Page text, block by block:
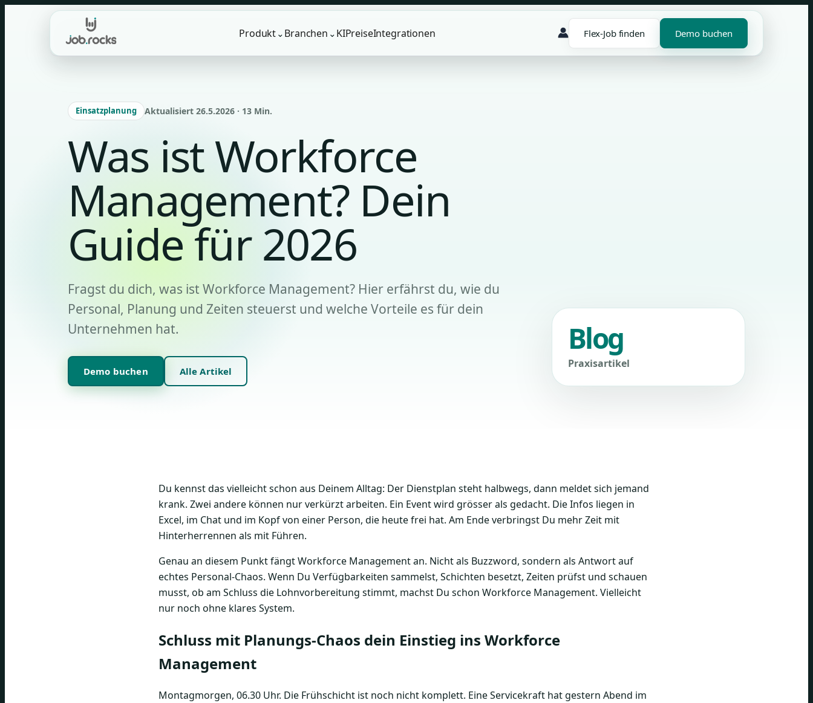
Produkt ⌄ Branchen ⌄ KIPreiseIntegrationen Flex-Job finden Demo buchen
Einsatzplanung Aktualisiert 26.5.2026 · 13 Min.
Was ist Workforce
Management? Dein
Guide für 2026
Fragst du dich, was ist Workforce Management? Hier erfährst du, wie du
Personal, Planung und Zeiten steuerst und welche Vorteile es für dein
Unternehmen hat.
Demo buchen Alle Artikel
Blog
Praxisartikel
Du kennst das vielleicht schon aus Deinem Alltag: Der Dienstplan steht halbwegs, dann meldet sich jemand
krank. Zwei andere können nur verkürzt arbeiten. Ein Event wird grösser als gedacht. Die Infos liegen in
Excel, im Chat und im Kopf von einer Person, die heute frei hat. Am Ende verbringst Du mehr Zeit mit
Hinterherrennen als mit Führen.
Genau an diesem Punkt fängt Workforce Management an. Nicht als Buzzword, sondern als Antwort auf
echtes Personal-Chaos. Wenn Du Verfügbarkeiten sammelst, Schichten besetzt, Zeiten prüfst und schauen
musst, ob am Schluss die Lohnvorbereitung stimmt, machst Du schon Workforce Management. Vielleicht
nur noch ohne klares System.
Schluss mit Planungs-Chaos dein Einstieg ins Workforce
Management
Montagmorgen, 06.30 Uhr. Die Frühschicht ist noch nicht komplett. Eine Servicekraft hat gestern Abend im